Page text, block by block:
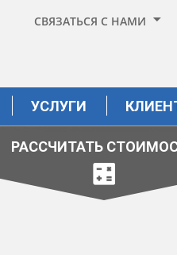
СВЯЗАТЬСЯ С НАМИ
УСЛУГИ
РАССЧИТАТЬ